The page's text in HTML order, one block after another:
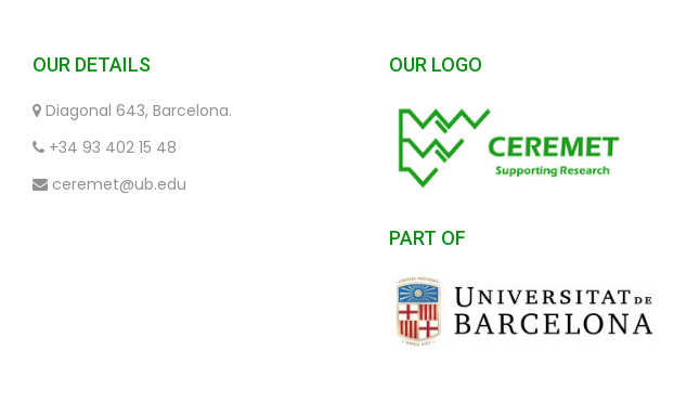
OUR DETAILS
Diagonal 643, Barcelona.
+34 93 402 15 48
ceremet@ub.edu
OUR LOGO
PART OF